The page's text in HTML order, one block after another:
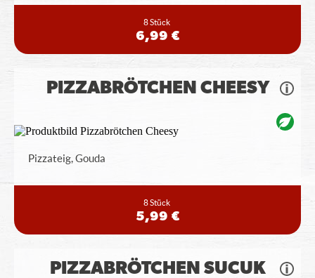
8 Stück
6,99 €
PIZZABRÖTCHEN CHEESY
Pizzateig, Gouda
8 Stück
5,99 €
PIZZABRÖTCHEN SUCUK